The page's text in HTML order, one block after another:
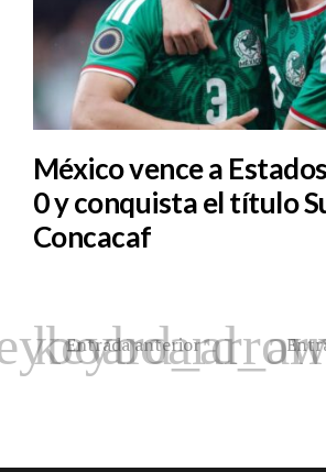
México vence a
0 y conquista el título
Concacaf
Entrada anterior